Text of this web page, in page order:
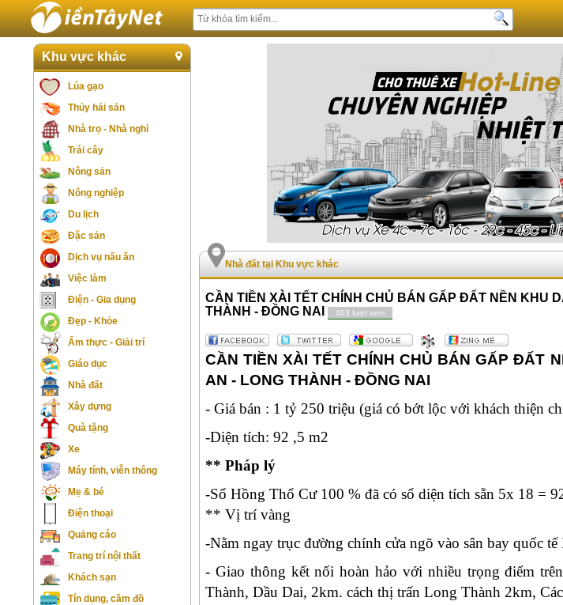
Khu vực khác
Lúa gạo
Thủy hải sản
Nhà trọ - Nhà nghỉ
Trái cây
Nông sản
Nông nghiệp
Du lịch
Đặc sản
Dịch vụ nấu ăn
Việc làm
Điện - Gia dụng
Đẹp - Khỏe
Ẩm thực - Giải trí
Giáo dục
Nhà đất
Xây dựng
Quà tặng
Xe
Máy tính, viễn thông
Mẹ & bé
Điện thoại
Quảng cáo
Trang trí nội thất
Khách sạn
Tín dụng, cầm đồ
Nhà đất tại Khu vực khác
CẦN TIỀN XÀI TẾT CHÍNH CHỦ BÁN GẤP ĐẤT NỀN KHU
THÀNH - ĐỒNG NAI
403 lượt xem
CẦN TIỀN XÀI TẾT CHÍNH CHỦ BÁN GẤP ĐẤT
AN - LONG THÀNH - ĐỒNG NAI
- Giá bán : 1 tỷ 250 triệu (giá có bớt lộc với khách thiện
-Diện tích: 92 ,5 m2
** Pháp lý
-Sổ Hồng Thổ Cư 100 % đã có sổ diện tích sẵn 5x 18 =
** Vị trí vàng
-Nằm ngay trục đường chính cửa ngõ vào sân bay quốc
- Giao thông kết nối hoàn hảo với nhiều trọng điểm
Thành, Dầu Dai, 2km. cách thị trấn Long Thành 2km,